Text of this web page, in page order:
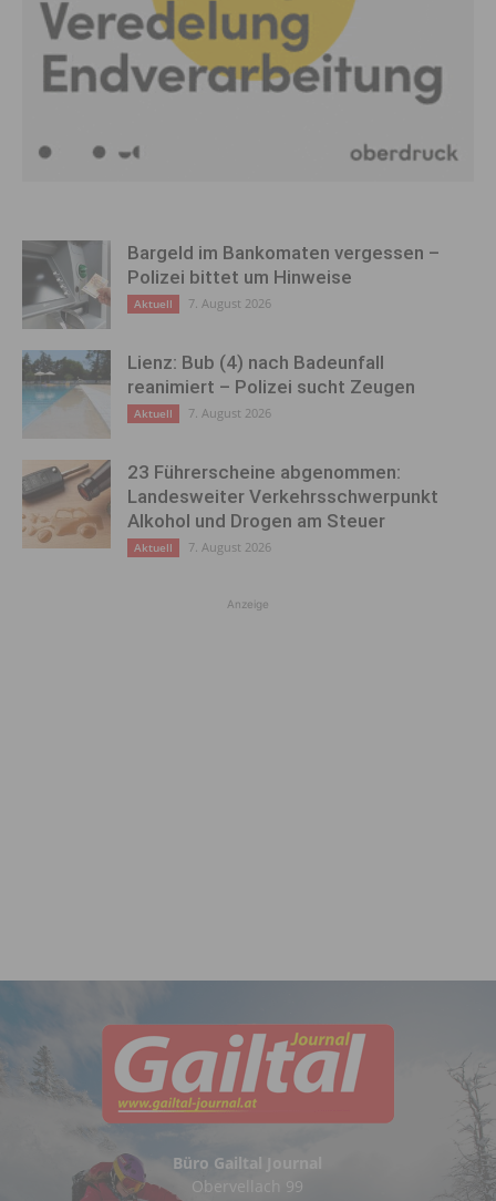
Bargeld im Bankomaten vergessen –
Polizei bittet um Hinweise
Aktuell 7. August 2026
Lienz: Bub (4) nach Badeunfall
reanimiert – Polizei sucht Zeugen
Aktuell 7. August 2026
23 Führerscheine abgenommen:
Landesweiter Verkehrsschwerpunkt
Alkohol und Drogen am Steuer
Aktuell 7. August 2026
Anzeige
Büro Gailtal Journal
Obervellach 99